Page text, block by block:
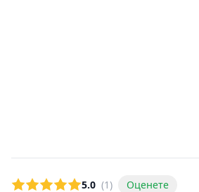
5.0 (1) Оценете